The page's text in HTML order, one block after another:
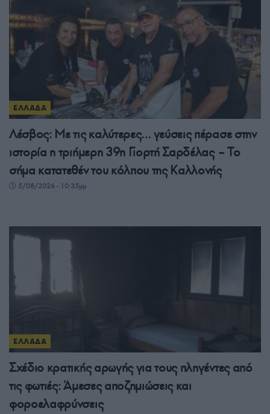
ΕΛΛΑΔΑ
Λέσβος: Με τις καλύτερες… γεύσεις πέρασε στην
ιστορία η τριήμερη 39η Γιορτή Σαρδέλας – Το
σήμα κατατεθέν του κόλπου της Καλλονής
5/08/2026 - 10:35μμ
ΕΛΛΑΔΑ
Σχέδιο κρατικής αρωγής για τους πληγέντες από
τις φωτιές: Άμεσες αποζημιώσεις και
φοροελαφρύνσεις